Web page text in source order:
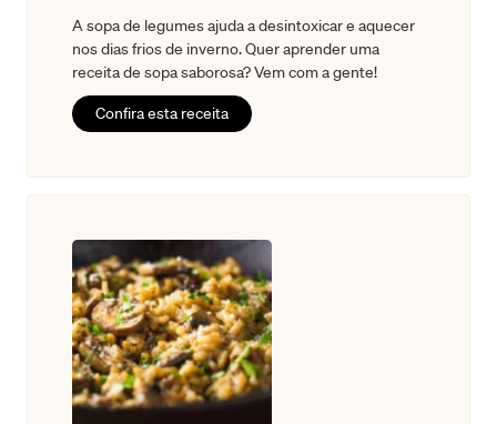
A sopa de legumes ajuda a desintoxicar e aquecer
nos dias frios de inverno. Quer aprender uma
receita de sopa saborosa? Vem com a gente!
Confira esta receita